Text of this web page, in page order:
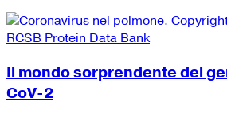
Il mondo sorprendente del
CoV-2